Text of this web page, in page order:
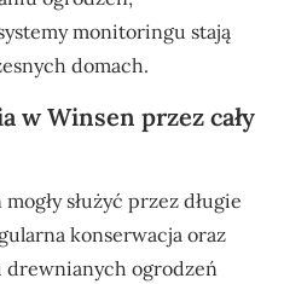
monitoringu stają
domach.
w Winsen przez cały
służyć przez długie
konserwacja oraz
drewnianych ogrodzeń